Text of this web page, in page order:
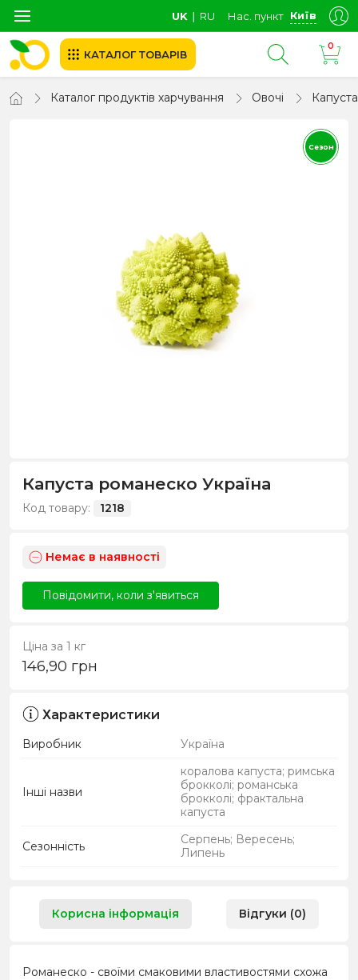
UK ∣ RU Нас. пункт Київ
КАТАЛОГ ТОВАРІВ
0
Каталог продуктів харчування Овочі Капуста
Сезон
Капуста романеско Україна
Код товару: 1218
Немає в наявності
Повідомити, коли з'явиться
Ціна за 1 кг
146,90 грн
Характеристики
Виробник Україна
Інші назви
коралова капуста; римська
брокколі; романська
брокколі; фрактальна
капуста
Сезонність
Серпень; Вересень;
Липень
Корисна інформація Відгуки (0)
Романеско - своїми смаковими властивостями схожа